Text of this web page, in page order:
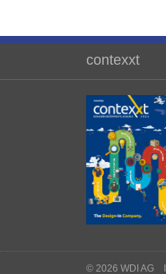
contexxt
© 2026 WDI AG